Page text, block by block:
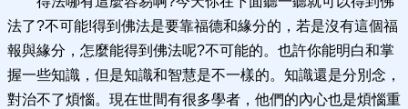
法了?不可能!得到佛法是要靠福德和緣分的，若是沒有這個福
報與緣分，怎麼能得到佛法呢?不可能的。也許你能明白和掌
握一些知識，但是知識和智慧是不一樣的。知識還是分別念，
對治不了煩惱。現在世間有很多學者，他們的內心也是煩惱重